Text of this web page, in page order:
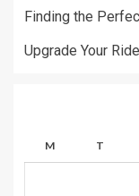
Finding the
Upgrade Your
M T